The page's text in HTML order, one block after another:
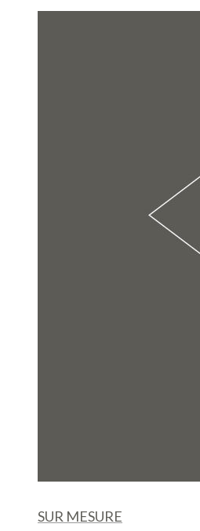
SUR MESURE